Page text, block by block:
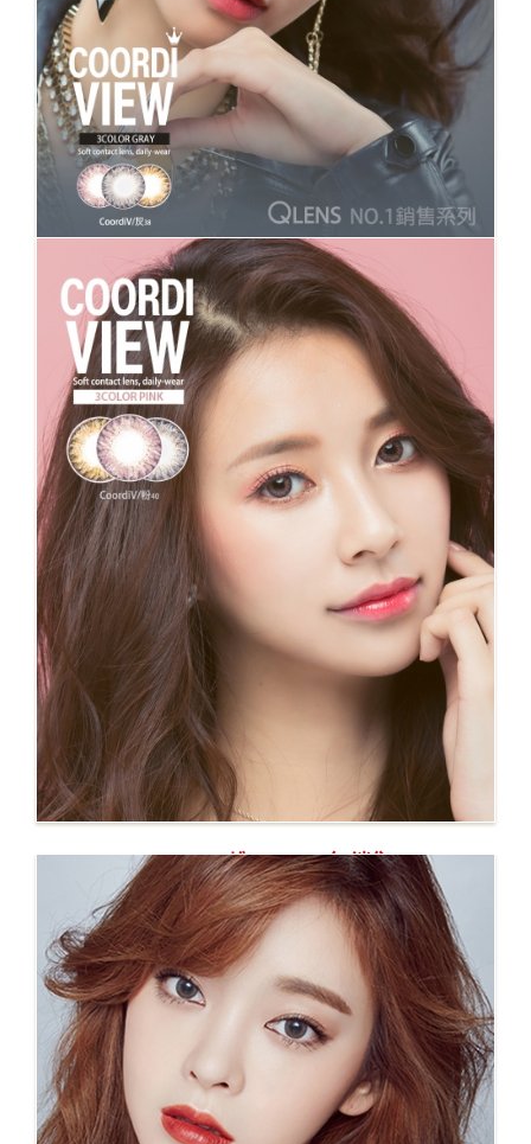
No.38 灰 Coordi View
No.40 Coordi粉105-108年銷售No.1